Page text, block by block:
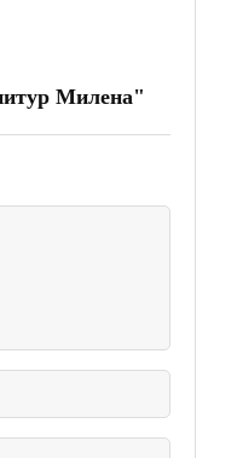
Милена"